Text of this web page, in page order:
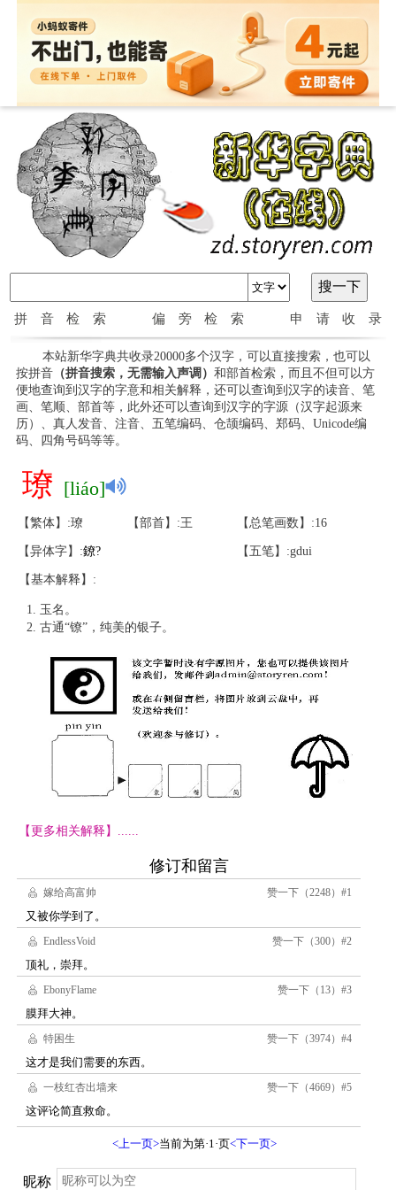
拼音检索 偏旁检索 申请收录
本站新华字典共收录20000多个汉字，可以直接搜索，也可以
按拼音（拼音搜索，无需输入声调） 和部首检索，而且不但可以方
便地查询到汉字的字意和相关解释，还可以查询到汉字的读音、笔
画、笔顺、部首等，此外还可以查询到汉字的字源（汉字起源来
历）、真人发音、注音、五笔编码、仓颉编码、郑码、Unicode编
码、四角号码等等。
璙 [liáo]
【繁体】:璙 【部首】:王 【总笔画数】:16
【异体字】:鐐? 【五笔】:gdui
【基本解释】:
玉名。
古通“镣”，纯美的银子。
【更多相关解释】......